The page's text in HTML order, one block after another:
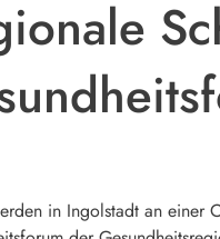
in Ingolstadt an einer